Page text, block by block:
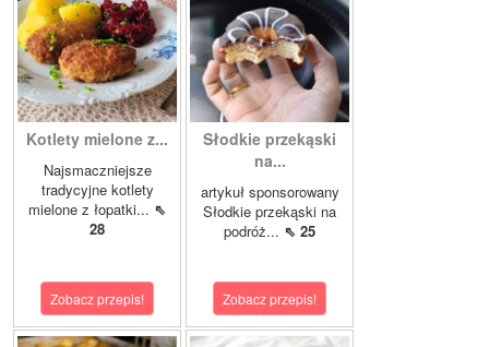
Kotlety mielone z...
Najsmaczniejsze
tradycyjne kotlety
mielone z łopatki... ⇖
28
Zobacz przepis!
Słodkie przekąski
na...
artykuł sponsorowany
Słodkie przekąski na
podróż... ⇖ 25
Zobacz przepis!